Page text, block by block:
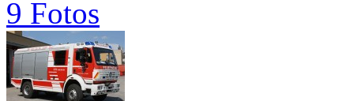
9 Fotos